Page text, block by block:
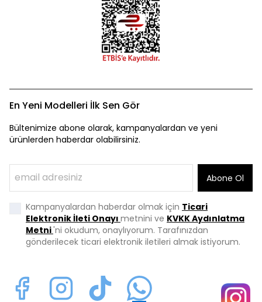
En Yeni Modelleri İlk Sen Gör
Bültenimize abone olarak, kampanyalardan ve yeni
ürünlerden haberdar olabilirsiniz.
Abone Ol
Kampanyalardan haberdar olmak için Ticari
Elektronik İleti Onayı metnini ve KVKK Aydınlatma
Metni'ni okudum, onaylıyorum. Tarafınızdan
gönderilecek ticari elektronik iletileri almak istiyorum.